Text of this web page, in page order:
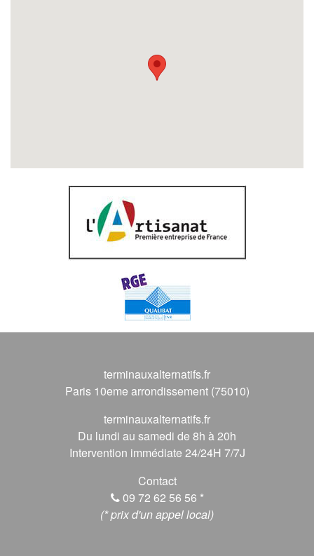
terminauxalternatifs.fr
Paris 10eme arrondissement (75010)
terminauxalternatifs.fr
Du lundi au samedi de 8h à 20h
Intervention immédiate 24/24H 7/7J
Contact
09 72 62 56 56 *
(* prix d'un appel local)